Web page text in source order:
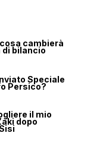
cambierà
di bilancio
Speciale
Persico?
il mio
dopo